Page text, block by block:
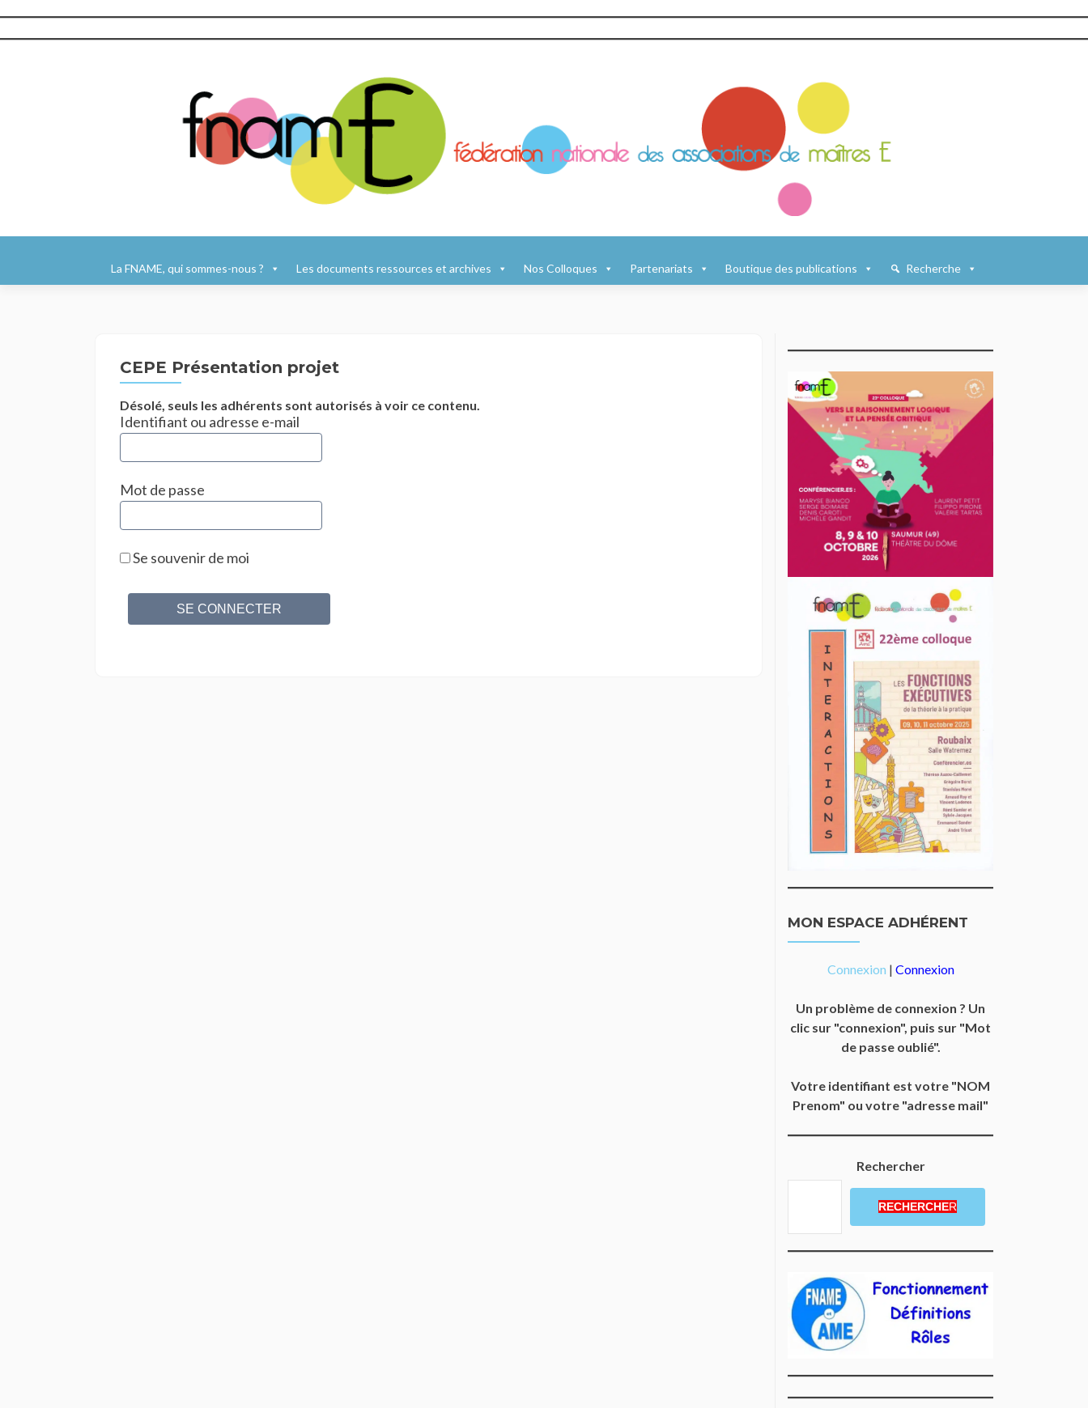
contenu
La FNAME, qui sommes-nous ? Les documents ressources et archives Nos Colloques Partenariats Boutique des publications Recherche
CEPE Présentation projet
Désolé, seuls les adhérents sont autorisés à voir ce contenu.
Identifiant ou adresse e-mail
Mot de passe
Se souvenir de moi
MON ESPACE ADHÉRENT
Connexion | Connexion
Un problème de connexion ? Un
clic sur "connexion", puis sur "Mot
de passe oublié".
Votre identifiant est votre "NOM
Prenom" ou votre "adresse mail"
Rechercher
RECHERCHER